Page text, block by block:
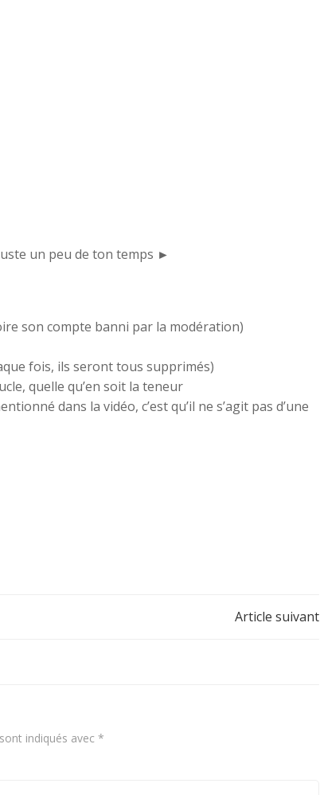
un peu de ton temps ►
son compte banni par la modération)
fois, ils seront tous supprimés)
quelle qu’en soit la teneur
dans la vidéo, c’est qu’il ne s’agit pas d’une
Article suivant
indiqués avec *